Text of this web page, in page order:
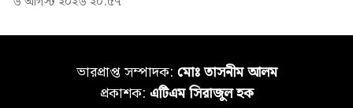
ভারপ্রাপ্ত সম্পাদক: মোঃ তাসনীম আলম
প্রকাশক: এটিএম সিরাজুল হক